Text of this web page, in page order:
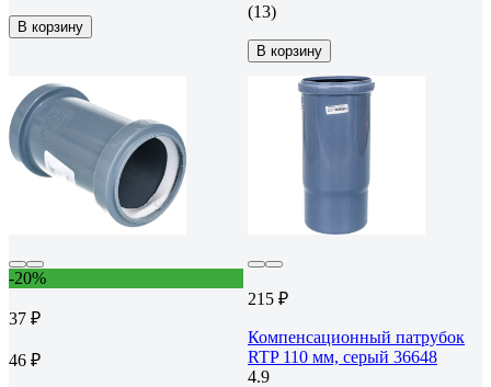
В корзину
(13)
В корзину
-20%
37 ₽
46 ₽
215 ₽
Компенсационный патрубок
RTP 110 мм, серый 36648
4.9